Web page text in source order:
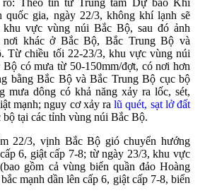
quốc gia, ngày 22/3, không khí lạnh sẽ
khu vực vùng núi Bắc Bộ, sau đó ảnh
nơi khác ở Bắc Bộ, Bắc Trung Bộ và
Từ chiều tối 22-23/3, khu vực vùng núi
có mưa từ 50-150mm/đợt, có nơi hơn
bằng Bắc Bộ và Bắc Trung Bộ cục bộ
mưa dông có khả năng xảy ra lốc, sét,
mạnh; nguy cơ xảy ralũ quét, sạt lở đất
bộ tại các tỉnh vùng núi Bắc Bộ.
22/3, vịnh Bắc Bộ gió chuyển hướng
6, giật cấp 7-8; từ ngày 23/3, khu vực
gồm cả vùng biển quần đảo Hoàng
mạnh dần lên cấp 6, giật cấp 7-8, biển